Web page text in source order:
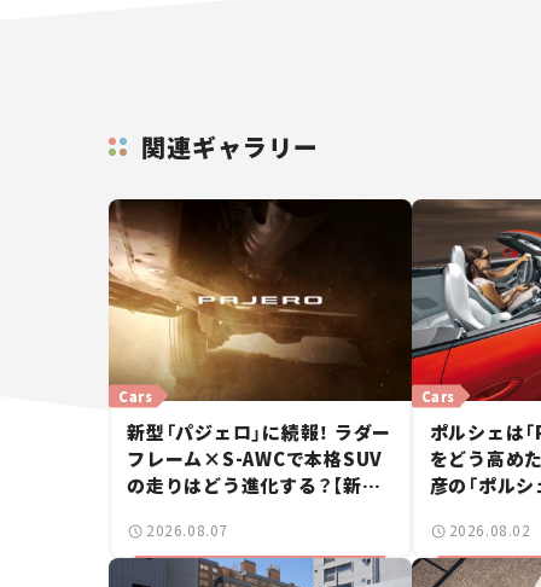
関連ギャラリー
Cars
新型「パジェロ」に続報！ ラダー
フレーム×S-AWCで本格SUV
の走りはどう進化する？【新車
2026.08.07
Cars
ポルシェは
をどう高め
彦の「ポル
2026.08.02